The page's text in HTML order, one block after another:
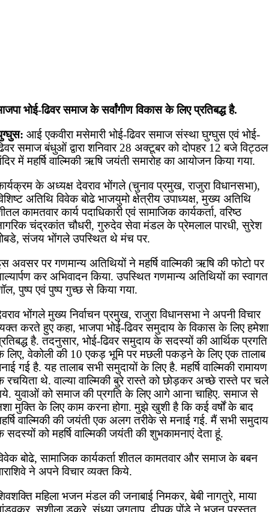
भोई-ढिवर समाज के सर्वांगीण विकास के लिए प्रतिबद्ध है.
आई एकवीरा मसेमारी भोई-ढिवर समाज संस्था घुग्घुस एवं भोई-
समाज बंधुओं द्वारा शनिवार 28 अक्टूबर को दोपहर 12 बजे विट्ठल
में महर्षि वाल्मिकी ऋषि जयंती समारोह का आयोजन किया गया.
के अध्यक्ष देवराव भोंगले (चुनाव प्रमुख, राजुरा विधानसभा),
अतिथि विवेक बोढे भाजयुमो क्षेत्रीय उपाध्यक्ष, मुख्य अतिथि
कामतवार कार्य पदाधिकारी एवं सामाजिक कार्यकर्ता, वरिष्ठ
चंद्रकांत चौधरी, गुरुदेव सेवा मंडल के प्रेमलाल पारधी, सुरेश
संजय भोंगले उपस्थित थे मंच पर.
अवसर पर गणमान्य अतिथियों ने महर्षि वाल्मिकी ऋषि की फोटो पर
कर अभिवादन किया. उपस्थित गणमान्य अतिथियों का स्वागत
पुष्प एवं पुष्प गुच्छ से किया गया.
भोंगले मुख्य निर्वाचन प्रमुख, राजुरा विधानसभा ने अपनी विचार
करते हुए कहा, भाजपा भोई-ढिवर समुदाय के विकास के लिए हमेशा
है. तदनुसार, भोई-ढिवर समुदाय के सदस्यों की आर्थिक प्रगति
लिए, वेकोली की 10 एकड़ भूमि पर मछली पकड़ने के लिए एक तालाब
गई है. यह तालाब सभी समुदायों के लिए है. महर्षि वाल्मिकी रामायण
रचयिता थे. वाल्या वाल्मिकी बुरे रास्ते को छोड़कर अच्छे रास्ते पर चले
युवाओं को समाज की प्रगति के लिए आगे आना चाहिए. समाज से
मुक्ति के लिए काम करना होगा. मुझे खुशी है कि कई वर्षों के बाद
वाल्मिकी की जयंती एक अलग तरीके से मनाई गई. मैं सभी समुदाय
सदस्यों को महर्षि वाल्मिकी जयंती की शुभकामनाएं देता हूं.
बोढे, सामाजिक कार्यकर्ता शीतल कामतवार और समाज के बबन
ने अपने विचार व्यक्त किये.
महिला भजन मंडल की जनाबाई निमकर, बेबी नागतुरे, माया
सुशीला डकरे, संध्या जगताप, दीपक पोंडे ने भजन प्रस्तुत